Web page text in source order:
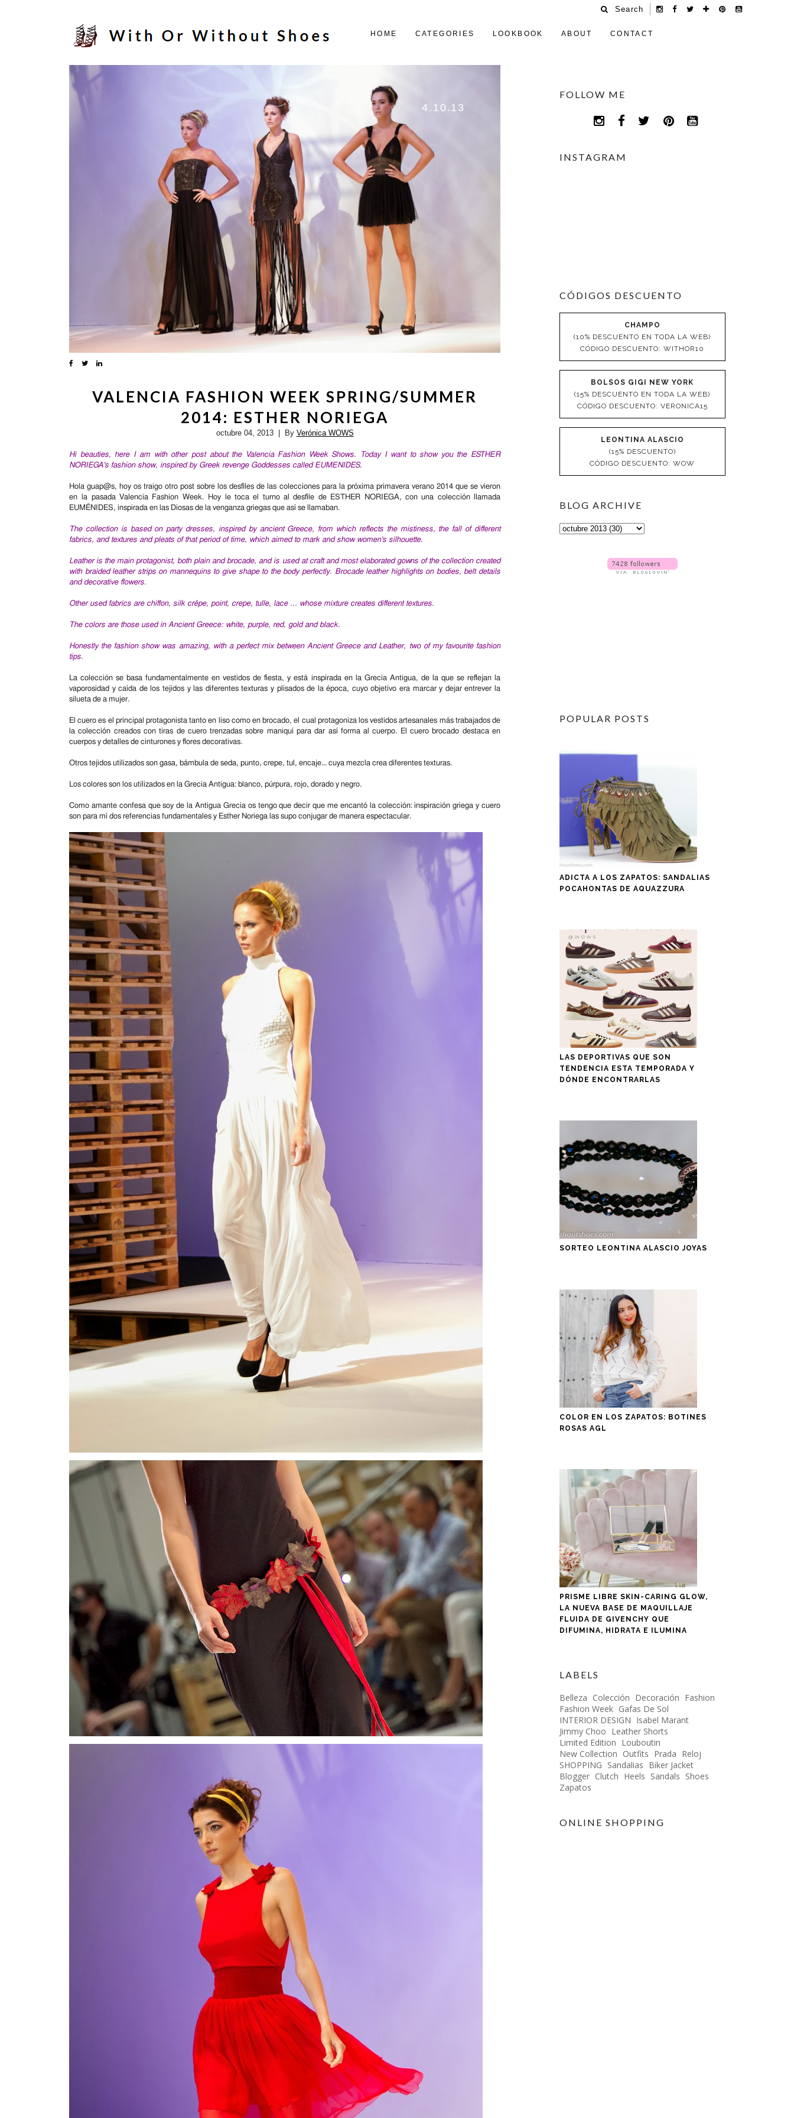
Search
HOME CATEGORIES LOOKBOOK ABOUT CONTACT
4.10.13
VALENCIA FASHION WEEK SPRING/SUMMER
2014: ESTHER NORIEGA
octubre 04, 2013| By Verónica WOWS
Hi beauties, here I am with other post about the Valencia Fashion Week Shows. Today I want to show you the ESTHER
NORIEGA's fashion show, inspired by Greek revenge Goddesses called EUMENIDES.
Hola guap@s, hoy os traigo otro post sobre los desfiles de las colecciones para la próxima primavera verano 2014 que se vieron
en
la pasada Valencia Fashion Week.
Hoy le toca el turno al desfile de ESTHER NORIEGA, con una colección llamada
EUMÉNIDES, inspirada en las Diosas de la venganza griegas que así se llamaban.
The collection is based on party dresses, inspiredby ancient Greece, from which reflects the mistiness, the fall of different
fabrics, and textures and pleats of that period of time, which aimed to mark and show women's silhouette.
Leather is the main protagonist, both plain and brocade, and is used at craft and most elaborated gowns of the collection created
with braided leather strips on mannequins to give shape to the body perfectly. Brocade leather highlights on bodies, belt details
and decorative flowers.
Other used fabrics are chiffon, silk crêpe, point, crepe, tulle, lace ... whose mixture creates different textures.
The colors are those used in Ancient Greece: white, purple, red, gold and black.
Honestly the fashion show was amazing, with a perfect mix between Ancient Greece and Leather, two of my favourite fashion
tips.
La colección se basa fundamentalmente en vestidos de fiesta, y está inspirada en la Grecia Antigua, de la que se reflejan la
vaporosidad y caída de los tejidos y las diferentes texturas y plisados de la época, cuyo objetivo era marcar y dejar entrever la
silueta de a mujer.
El cuero es el principal protagonista tanto en liso como en brocado, el cual protagoniza los vestidos artesanales más trabajados de
la colección creados con tiras de cuero trenzadas sobre maniquí para dar así forma al cuerpo. El cuero brocado destaca en
cuerpos y detalles de cinturones y flores decorativas.
Otros tejidos utilizados son gasa, bámbula de seda, punto, crepe, tul, encaje... cuya mezcla crea diferentes texturas.
Los colores son los utilizados en la Grecia Antigua: blanco, púrpura, rojo, dorado y negro.
Como amante confesa que soy de la Antigua Grecia os tengo que decir que me encantó la colección: inspiración griega y cuero
son para mí dos referencias fundamentales y Esther Noriega las supo conjugar de manera espectacular.
FOLLOW ME
INSTAGRAM
CÓDIGOS DESCUENTO
CHAMPO
(10% DESCUENTO EN TODA LA WEB)
CÓDIGO DESCUENTO: WITHOR10
BOLSOS GIGI NEW YORK
(15% DESCUENTO EN TODA LA WEB)
CÓDIGO DESCUENTO: VERONICA15
LEONTINA ALASCIO
(15% DESCUENTO)
CÓDIGO DESCUENTO: WOW
BLOG ARCHIVE
POPULAR POSTS
ADICTA A LOS ZAPATOS: SANDALIAS
POCAHONTAS DE AQUAZZURA
LAS DEPORTIVAS QUE SON
TENDENCIA ESTA TEMPORADA Y
DÓNDE ENCONTRARLAS
SORTEO LEONTINA ALASCIO JOYAS
COLOR EN LOS ZAPATOS: BOTINES
ROSAS AGL
PRISME LIBRE SKIN-CARING GLOW,
LA NUEVA BASE DE MAQUILLAJE
FLUIDA DE GIVENCHY QUE
DIFUMINA, HIDRATA E ILUMINA
LABELS
Belleza Colección Decoración Fashion
Fashion Week Gafas De Sol
INTERIOR DESIGN Isabel Marant
Jimmy Choo Leather Shorts
Limited Edition Louboutin
New Collection Outfits Prada Reloj
SHOPPING Sandalias Biker Jacket
Blogger Clutch Heels Sandals Shoes
Zapatos
ONLINE SHOPPING